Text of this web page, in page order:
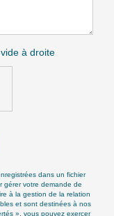
à droite
dans un fichier
gérer votre demande de
à la gestion de la relation
et sont destinées à nos
», vous pouvez exercer